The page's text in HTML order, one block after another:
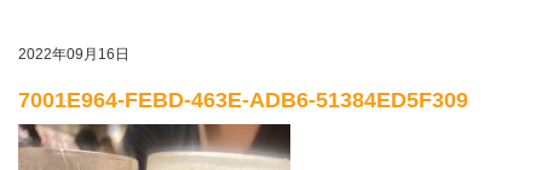
2022年09月16日
7001E964-FEBD-463E-ADB6-51384ED5F309